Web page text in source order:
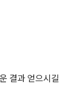
결과 얻으시길